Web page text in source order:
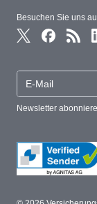
Besuchen Sie uns
Newsletter